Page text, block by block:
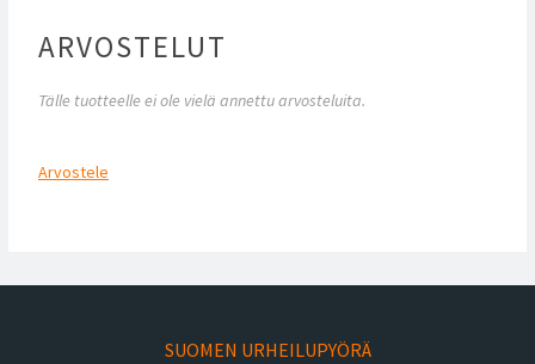
ARVOSTELUT
Tälle tuotteelle ei ole vielä annettu arvosteluita.
Arvostele
SUOMEN URHEILUPYÖRÄ